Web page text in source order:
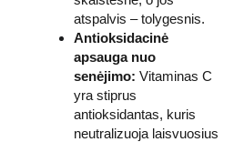
atspalvis – tolygesnis.
Antioksidacinė
apsauga nuo
senėjimo: Vitaminas C
yra stiprus
antioksidantas, kuris
neutralizuoja laisvuosius